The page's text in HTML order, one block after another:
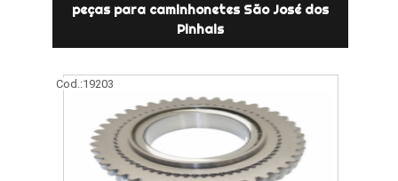
peças para caminhonetes São José dos
Pinhais
Cod.:19203